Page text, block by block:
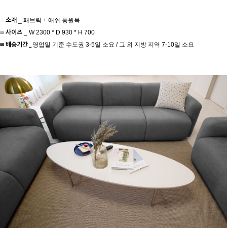
≡ 소재 _ 패브릭 + 애쉬 통원목
≡ 사이즈 _ W 2300 * D 930 * H 700
≡ 배송기간 _ 영업일 기준 수도권 3-5일 소요 / 그 외 지방 지역 7-10일 소요